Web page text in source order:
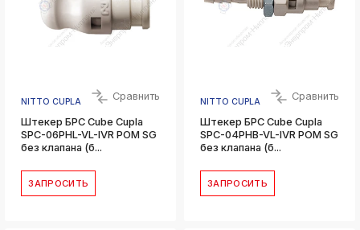
NITTO CUPLA Сравнить
Штекер БРС Cube Cupla
SPC-06PHL-VL-IVR POM SG
без клапана (б...
ЗАПРОСИТЬ
NITTO CUPLA Сравнить
Штекер БРС Cube Cupla
SPC-04PHB-VL-IVR POM SG
без клапана (б...
ЗАПРОСИТЬ